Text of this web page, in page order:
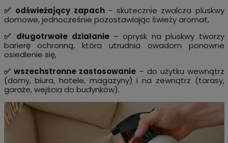
✅ odświeżający zapach- skutecznie zwalcza pluskwy
domowe, jednocześnie pozostawiając świeży aromat,
✅ długotrwałe działanie– oprysk na pluskwy tworzy
barierę ochronną, która utrudnia owadom ponowne
osiedlenie się,
✅ wszechstronne zastosowanie – do użytku wewnątrz
(domy, biura, hotele, magazyny) i na zewnątrz (tarasy,
garaże, wejścia do budynków).